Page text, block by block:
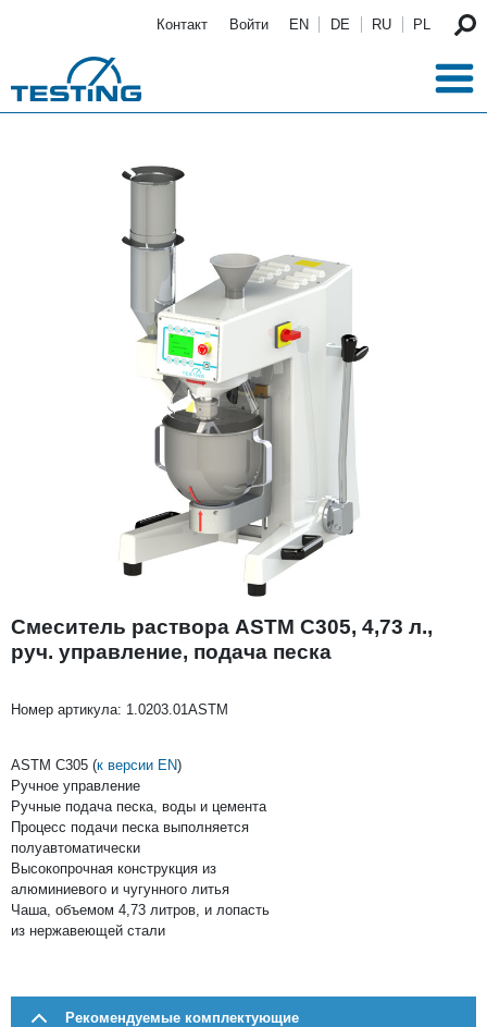
Контакт Войти EN DE RU PL
Смеситель раствора ASTM C305, 4,73 л.,
руч. управление, подача песка
Номер артикула: 1.0203.01ASTM
ASTM C305 (к версии EN)
Ручное управление
Ручные подача песка, воды и цемента
Процесс подачи песка выполняется
полуавтоматически
Высокопрочная конструкция из
алюминиевого и чугунного литья
Чаша, объемом 4,73 литров, и лопасть
из нержавеющей стали
Рекомендуемые комплектующие